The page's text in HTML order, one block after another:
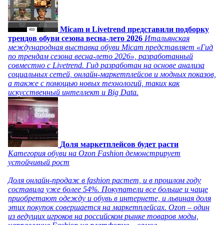
Micam и Livetrend представили подборку
трендов обуви сезона весна-лето 2026 Итальянская
международная выставка обуви Micam представляет «Гид
по трендам сезона весна-лето 2026», разработанный
совместно с Livetrend. Гид разработан на основе анализа
социальных сетей, онлайн-маркетплейсов и модных показов,
а также с помощью новых технологий, таких как
искусственный интеллект и Big Data.
Доля маркетплейсов будет расти
Категория обуви на Ozon Fashion демонстрирует
устойчивый рост
Доля онлайн-продаж в fashion растет, и в прошлом году
составила уже более 54%. Покупатели все больше и чаще
приобретают одежду и обувь в интернете, и львиная доля
этих покупок совершается на маркетплейсах. Ozon – один
из ведущих игроков на российском рынке товаров моды,